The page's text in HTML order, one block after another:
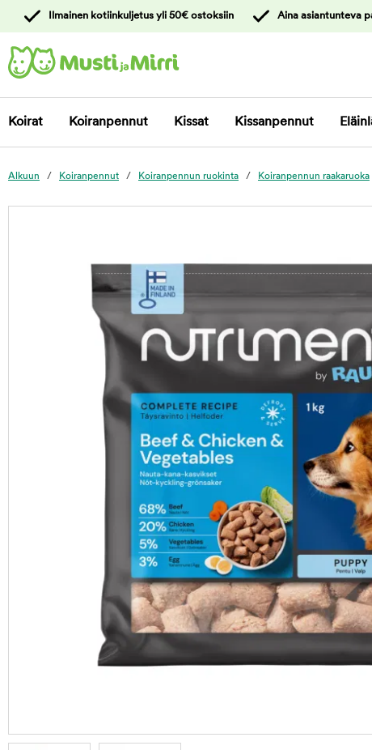
asiakaspalveluun
Ilmainen kotiinkuljetus yli 50€ ostoksiin Aina asiantunteva
Koirat Koiranpennut Kissat Kissanpennut
Alkuun Koiranpennut Koiranpennun ruokinta Koiranpennun raakaruoka